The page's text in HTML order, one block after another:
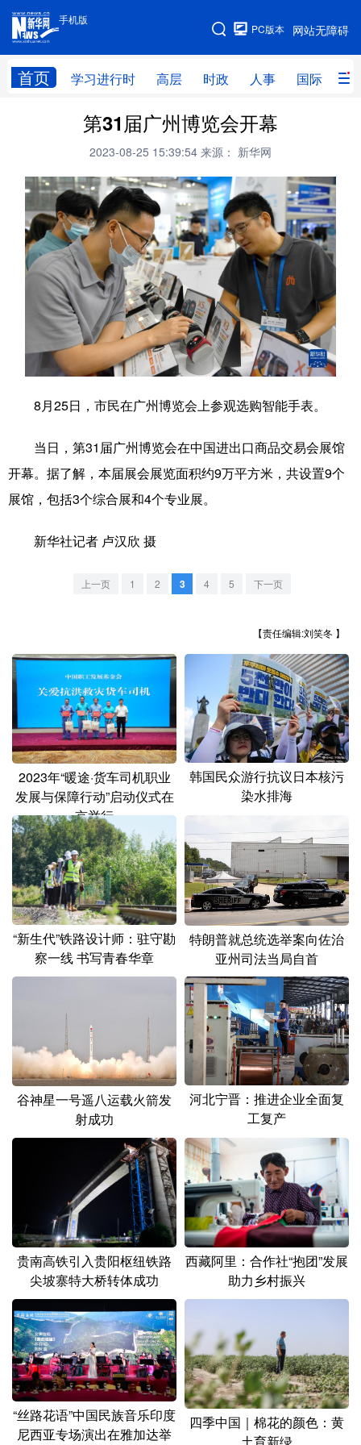
手机版
网站无障碍
PC版本
首页 学习进行时 高层 时政 人事 国际 财
手机版
网站地图
高层 时政
财经 网评
台湾 思客智库 全球连线 教育
科技 科创 量子 体育
文化 书画 健康 军事
访谈 视频 图片
法律 中央文件 金融 汽车
食品 人居 信息化 数字经济
公益 一带一路
山西
辽宁 吉林 上海 江苏
浙江 安徽 福建 江西
山东 河南 湖北 湖南
广东 广西 海南 重庆
四川 贵州
陕西 甘肃 宁夏
新疆 内蒙古 黑龙江
多语种频道
English Español Français عربى
日本語 한국어
Deutsch Português
第31届广州博览会开幕
2023-08-25 15:39:54 来源： 新华网
8月25日，市民在广州博览会上参观选购智能手表。
当日，第31届广州博览会在中国进出口商品交易会展馆
开幕。据了解，本届展会展览面积约9万平方米，共设置9个
展馆，包括3个综合展和4个专业展。
新华社记者 卢汉欣 摄
上一页 1 2 3 4 5 下一页
【责任编辑:刘笑冬 】
2023年“暖途·货车司机职业
发展与保障行动”启动仪式在
京举行
韩国民众游行抗议日本核污
染水排海
“新生代”铁路设计师：驻守勘
察一线 书写青春华章
特朗普就总统选举案向佐治
亚州司法当局自首
谷神星一号遥八运载火箭发
射成功
河北宁晋：推进企业全面复
工复产
贵南高铁引入贵阳枢纽铁路
尖坡寨特大桥转体成功
西藏阿里：合作社“抱团”发展
助力乡村振兴
“丝路花语”中国民族音乐印度
尼西亚专场演出在雅加达举
四季中国｜棉花的颜色：黄